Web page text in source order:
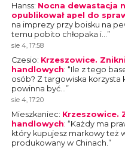
Hanss: Nocna dewastacja
opublikował apel do
na imprezy przy boisku na
temu pobito chłopaka i… ”
sie 4, 17:58
Czesio: Krzeszowice.
handlowych: “Ile z tego
osób? Z targowiska
powinna być… ”
sie 4, 17:20
Mieszkaniec: Krzeszowice.
handlowych: “Każdy ma
który kupujesz markowy też
produkowany w Chinach. ”